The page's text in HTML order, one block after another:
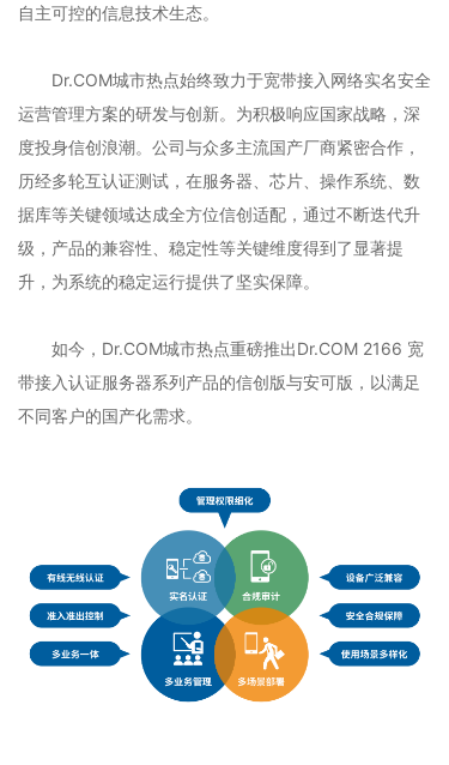
自主可控的信息技术生态。
Dr.COM城市热点始终致力于宽带接入网络实名安全
运营管理方案的研发与创新。为积极响应国家战略，深
度投身信创浪潮。公司与众多主流国产厂商紧密合作，
历经多轮互认证测试，在服务器、芯片、操作系统、数
据库等关键领域达成全方位信创适配，通过不断迭代升
级，产品的兼容性、稳定性等关键维度得到了显著提
升，为系统的稳定运行提供了坚实保障。
如今，Dr.COM城市热点重磅推出Dr.COM 2166 宽
带接入认证服务器系列产品的信创版与安可版，以满足
不同客户的国产化需求。